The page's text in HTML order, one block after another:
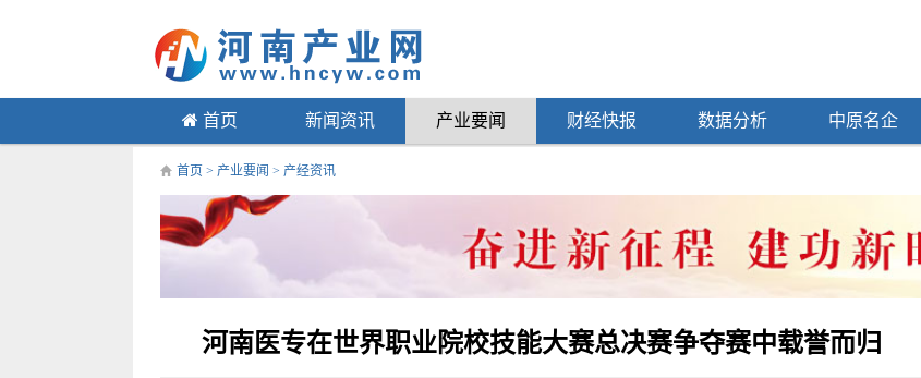
首页 新闻资讯 产业要闻 财经快报 数据分析 中原名企
首页 > 产业要闻 > 产经资讯
河南医专在世界职业院校技能大赛总决赛争夺赛中载誉而归